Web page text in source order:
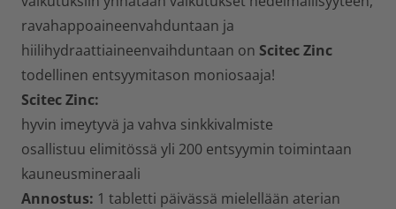
ravahappoaineenvahduntaan ja
hiilihydraattiaineenvaihduntaan on Scitec Zinc
todellinen entsyymitason moniosaaja!
Scitec Zinc:
hyvin imeytyvä ja vahva sinkkivalmiste
osallistuu elimitössä yli 200 entsyymin toimintaan
kauneusmineraali
Annostus: 1 tabletti päivässä mielellään aterian